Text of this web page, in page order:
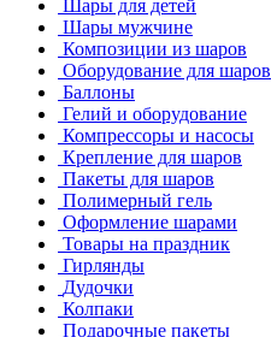
Шары для детей
Шары мужчине
Композиции из шаров
Оборудование для шаров
Баллоны
Гелий и оборудование
Компрессоры и насосы
Крепление для шаров
Пакеты для шаров
Полимерный гель
Оформление шарами
Товары на праздник
Гирлянды
Дудочки
Колпаки
Подарочные пакеты